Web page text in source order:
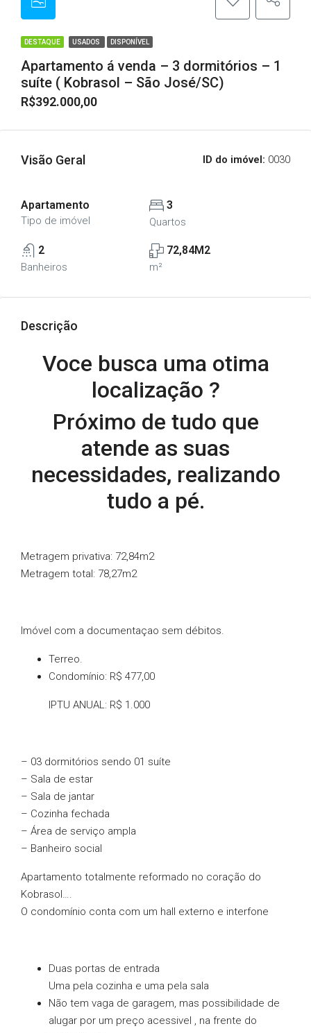
DESTAQUE USADOS DISPONÍVEL
Apartamento á venda – 3 dormitórios – 1
suíte ( Kobrasol – São José/SC)
R$392.000,00
Visão Geral ID do imóvel: 0030
Apartamento
Tipo de imóvel
3
Quartos
2
Banheiros
72,84M2
m²
Descrição
Voce busca uma otima
localização ?
Próximo de tudo que
atende as suas
necessidades, realizando
tudo a pé.
Metragem privativa: 72,84m2
Metragem total: 78,27m2
Imóvel com a documentaçao sem débitos.
Terreo.
Condomínio: R$ 477,00
IPTU ANUAL: R$ 1.000
– 03 dormitórios sendo 01 suíte
– Sala de estar
– Sala de jantar
– Cozinha fechada
– Área de serviço ampla
– Banheiro social
Apartamento totalmente reformado no coração do
Kobrasol….
O condomínio conta com um hall externo e interfone
Duas portas de entrada
Uma pela cozinha e uma pela sala
Não tem vaga de garagem, mas possibilidade de
alugar por um preço acessivel , na frente do